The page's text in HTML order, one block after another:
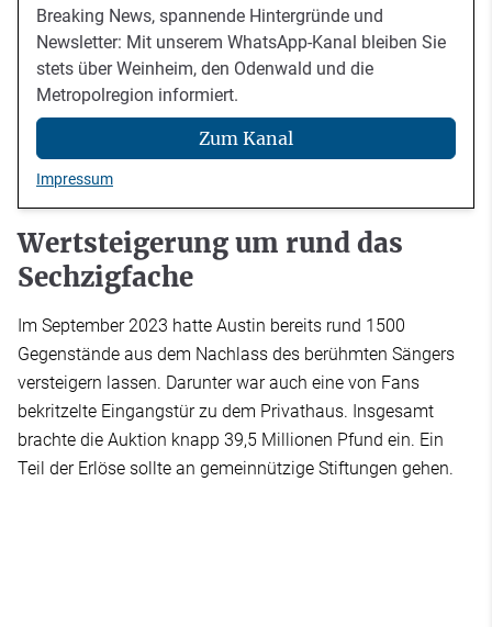
Breaking News, spannende Hintergründe und
Newsletter: Mit unserem WhatsApp-Kanal bleiben Sie
stets über Weinheim, den Odenwald und die
Metropolregion informiert.
Zum Kanal
Impressum
Wertsteigerung um rund das
Sechzigfache
Im September 2023 hatte Austin bereits rund 1500
Gegenstände aus dem Nachlass des berühmten Sängers
versteigern lassen. Darunter war auch eine von Fans
bekritzelte Eingangstür zu dem Privathaus. Insgesamt
brachte die Auktion knapp 39,5 Millionen Pfund ein. Ein
Teil der Erlöse sollte an gemeinnützige Stiftungen gehen.